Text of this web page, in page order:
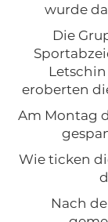
wurde
Die
eroberten
Am Montag
Wie ticken
Nach